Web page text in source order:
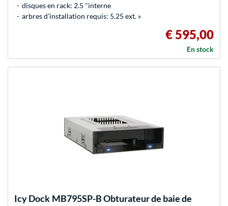
disques en rack: 2.5 "interne
arbres d’installation requis: 5.25 ext. »
€ 595,00
En stock
Icy Dock MB795SP-B Obturateur de baie de